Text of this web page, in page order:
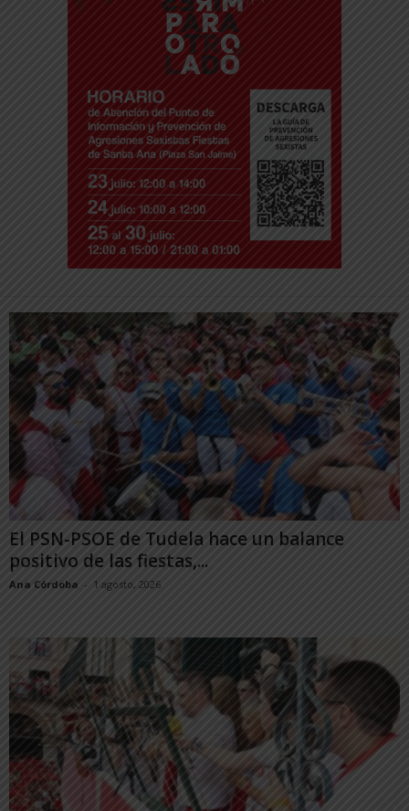
El PSN-PSOE de Tudela hace un balance
positivo de las fiestas,...
Ana Córdoba - 1 agosto, 2026